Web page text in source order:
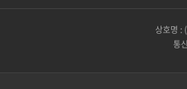
상호명 :
통